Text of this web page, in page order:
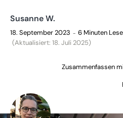
Susanne W.
18. September 2023 – 6 Minuten
(Aktualisiert: 18. Juli 2025)
Zusammenfassen